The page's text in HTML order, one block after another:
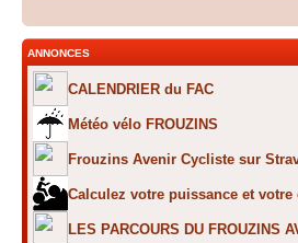
ANNONCES
CALENDRIER du FAC
Météo vélo FROUZINS
Frouzins Avenir Cycliste sur
Calculez votre puissance et votre
LES PARCOURS DU FROUZINS